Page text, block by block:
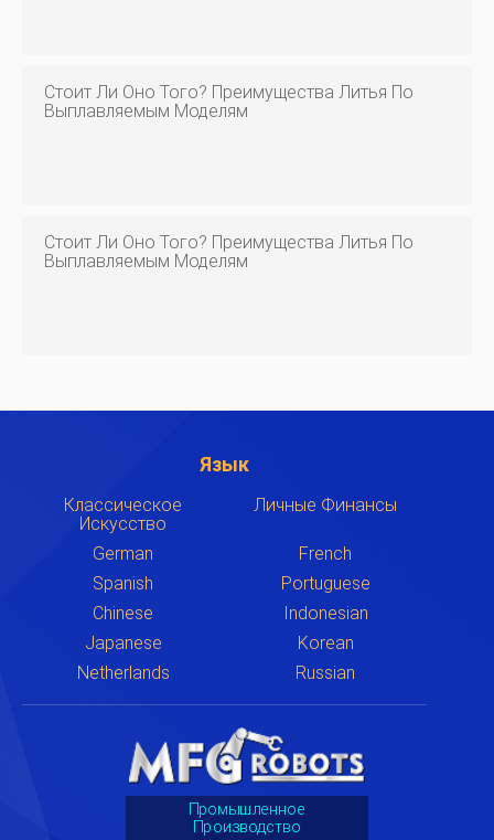
Стоит Ли Оно Того? Преимущества Литья По
Выплавляемым Моделям
Стоит Ли Оно Того? Преимущества Литья По
Выплавляемым Моделям
Язык
Классическое
Искусство
Личные Финансы
German
French
Spanish
Portuguese
Chinese
Indonesian
Japanese
Korean
Netherlands
Russian
Промышленное
Производство